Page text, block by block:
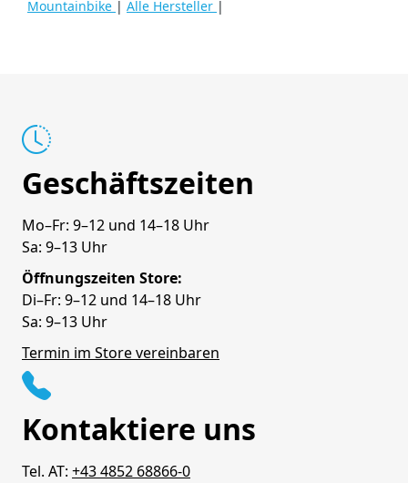
Mountainbike | Alle Hersteller |
Geschäftszeiten
Mo–Fr: 9–12 und 14–18 Uhr
Sa: 9–13 Uhr
Öffnungszeiten Store:
Di–Fr: 9–12 und 14–18 Uhr
Sa: 9–13 Uhr
Termin im Store vereinbaren
Kontaktiere uns
Tel. AT: +43 4852 68866-0